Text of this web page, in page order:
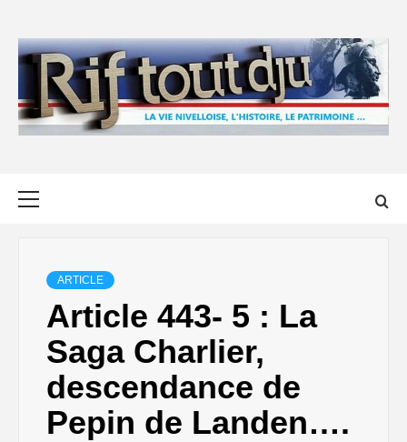
content
ARTICLE
Article 443- 5 : La
Saga Charlier,
descendance de
Pepin de Landen….